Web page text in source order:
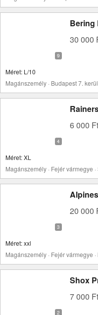
Bering
30 000
Méret: L/10
Magánszemély · Budapest 7.
6 000 Ft
Méret: XL
Magánszemély · Fejér vármegye
20 000
Méret: xxl
Magánszemély · Fejér vármegye ·
Shox
7 000 Ft